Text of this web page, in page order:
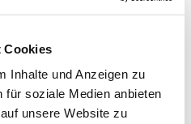
Cookies
Inhalte und Anzeigen zu
für soziale Medien anbieten
unsere Website zu